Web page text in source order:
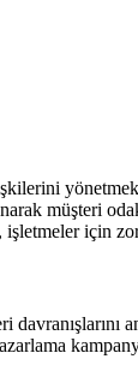
müşteri
işletmeler için